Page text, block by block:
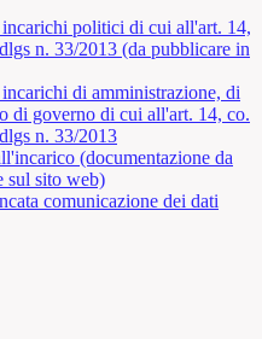
politici di cui all'art. 14,
n. 33/2013 (da pubblicare in
di amministrazione, di
di governo di cui all'art. 14, co.
n. 33/2013
(documentazione da
sul sito web)
comunicazione dei dati